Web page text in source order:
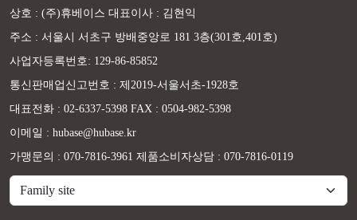
상호 : (주)휴베이스 대표이사 : 김현익
주소 : 서울시 서초구 방배중앙로 181 3층(301호,401호)
사업자등록번호: 129-86-85852
통신판매업신고번호 : 제2019-서울서초-1928호
대표전화 : 02-6337-5398 FAX : 0504-982-5398
이메일 : hubase@hubase.kr
가맹문의 : 070-7816-3961 제품소비자상담 : 070-7816-0119